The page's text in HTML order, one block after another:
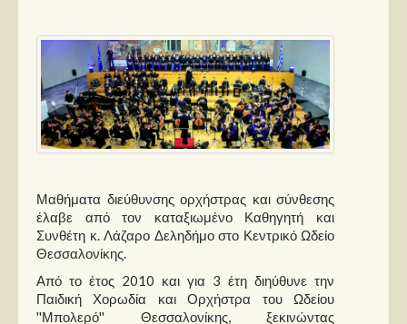
Μαθήματα διεύθυνσης ορχήστρας και σύνθεσης
έλαβε από τον καταξιωμένο Καθηγητή και
Συνθέτη κ. Λάζαρο Δεληδήμο στο Κεντρικό Ωδείο
Θεσσαλονίκης.
Από το έτος 2010 και για 3 έτη διηύθυνε την
Παιδική Χορωδία και Ορχήστρα του Ωδείου
''Μπολερό'' Θεσσαλονίκης, ξεκινώντας